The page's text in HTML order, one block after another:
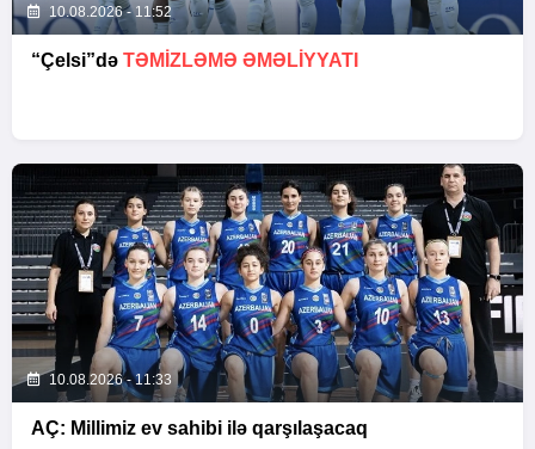
10.08.2026 - 11:52
“Çelsi”də TƏMIZLƏMƏ ƏMƏLIYYATI
10.08.2026 - 11:33
AÇ: Millimiz ev sahibi ilə qarşılaşacaq